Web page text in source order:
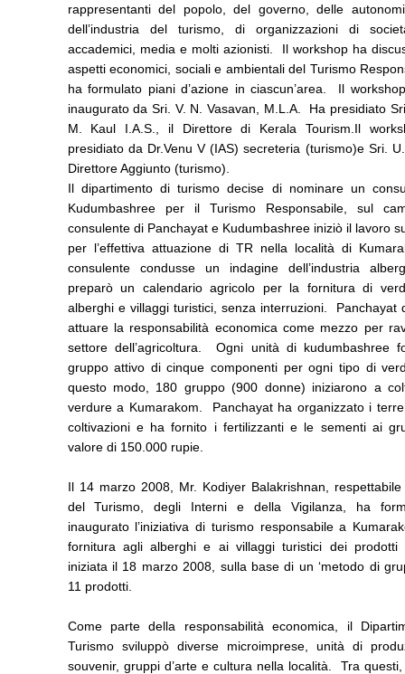
rappresentanti del popolo, del governo, delle
dell’industria del turismo, di organizzazioni di
accademici, media e molti azionisti. Il workshop ha
aspetti economici, sociali e ambientali del Turismo
ha formulato piani d’azione in ciascun’area. Il
inaugurato da Sri. V. N. Vasavan, M.L.A. Ha presidiato
M. Kaul I.A.S., il Direttore di Kerala Tourism.Il
presidiato da Dr.Venu V (IAS) secreteria (turismo)e Sri.
Direttore Aggiunto (turismo).
Il dipartimento di turismo decise di nominare un
Kudumbashree per il Turismo Responsabile, sul
consulente di Panchayat e Kudumbashree iniziò il lavoro
per l’effettiva attuazione di TR nella località di
consulente condusse un indagine dell’industria
preparò un calendario agricolo per la fornitura di
alberghi e villaggi turistici, senza interruzioni. Panchayat
attuare la responsabilità economica come mezzo per
settore dell’agricoltura. Ogni unità di kudumbashree
gruppo attivo di cinque componenti per ogni tipo di
questo modo, 180 gruppo (900 donne) iniziarono a
verdure a Kumarakom. Panchayat ha organizzato i
coltivazioni e ha fornito i fertilizzanti e le sementi ai
valore di 150.000 rupie.
Il 14 marzo 2008, Mr. Kodiyer Balakrishnan,
del Turismo, degli Interni e della Vigilanza, ha
inaugurato l’iniziativa di turismo responsabile a
fornitura agli alberghi e ai villaggi turistici dei prodotti
iniziata il 18 marzo 2008, sulla base di un ‘metodo di
11 prodotti.
Come parte della responsabilità economica, il
Turismo sviluppò diverse microimprese, unità di
souvenir, gruppi d’arte e cultura nella località. Tra questi,